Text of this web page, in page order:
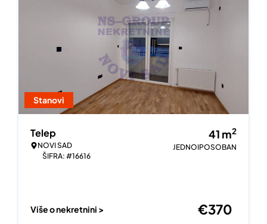
Stanovi
Telep
NOVI SAD
ŠIFRA: #16616
41 m2
JEDNOIPOSOBAN
Više o nekretnini > €370